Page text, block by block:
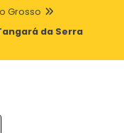
Grosso
da Serra